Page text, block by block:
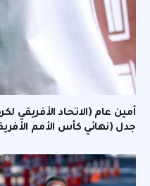
أمين عام (الاتحاد الأفريقي
جدل (نهائي كأس الأمم